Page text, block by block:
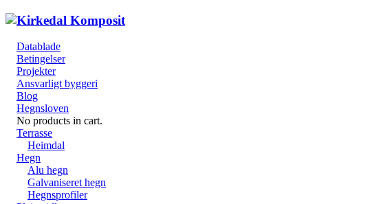
Datablade
Betingelser
Projekter
Ansvarligt byggeri
Blog
Hegnsloven
No products in cart.
Terrasse
Heimdal
Hegn
Alu hegn
Galvaniseret hegn
Hegnsprofiler